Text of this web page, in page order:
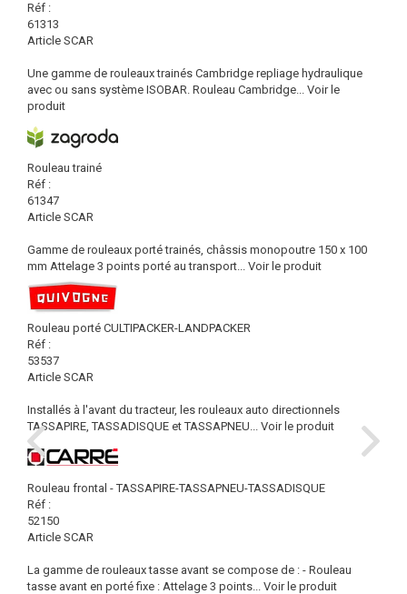
Réf :
61313
Article SCAR
Une gamme de rouleaux trainés Cambridge repliage hydraulique
avec ou sans système ISOBAR. Rouleau Cambridge... Voir le
produit
Rouleau trainé
Réf :
61347
Article SCAR
Gamme de rouleaux porté trainés, châssis monopoutre 150 x 100
mm Attelage 3 points porté au transport... Voir le produit
Rouleau porté CULTIPACKER-LANDPACKER
Réf :
53537
Article SCAR
Installés à l'avant du tracteur, les rouleaux auto directionnels
TASSAPIRE, TASSADISQUE et TASSAPNEU... Voir le produit
Rouleau frontal - TASSAPIRE-TASSAPNEU-TASSADISQUE
Réf :
52150
Article SCAR
La gamme de rouleaux tasse avant se compose de : - Rouleau
tasse avant en porté fixe : Attelage 3 points... Voir le produit